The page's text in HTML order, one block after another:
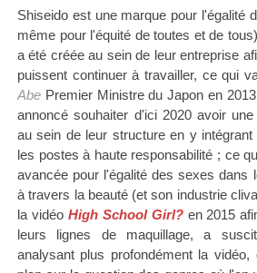
Shiseido est une marque pour l'égalité
même pour l'équité de toutes et de
a été créée au sein de leur entreprise
puissent continuer à travailler, ce qui
AbePremier Ministre du Japon en
annoncé souhaiter d'ici 2020 avoir
au sein de leur structure en y
les postes à haute responsabilité ; ce
avancée pour l'égalité des sexes dans
à travers la beauté (et son industrie
la vidéo High School Girl?en 2015
leurs lignes de maquillage, a
analysant plus profondément la